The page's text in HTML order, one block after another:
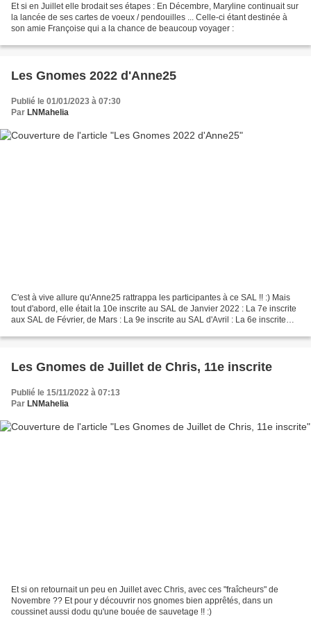
Et si en Juillet elle brodait ses étapes : En Décembre, Maryline continuait sur
la lancée de ses cartes de voeux / pendouilles ... Celle-ci étant destinée à
son amie Françoise qui a la chance de beaucoup voyager :
Les Gnomes 2022 d'Anne25
Publié le 01/01/2023 à 07:30
Par LNMahelia
C'est à vive allure qu'Anne25 rattrappa les participantes à ce SAL !! :) Mais
tout d'abord, elle était la 10e inscrite au SAL de Janvier 2022 : La 7e inscrite
aux SAL de Février, de Mars : La 9e inscrite au SAL d'Avril : La 6e inscrite
Les Gnomes de Juillet de Chris, 11e inscrite
Publié le 15/11/2022 à 07:13
Par LNMahelia
Et si on retournait un peu en Juillet avec Chris, avec ces "fraîcheurs" de
Novembre ?? Et pour y découvrir nos gnomes bien apprêtés, dans un
coussinet aussi dodu qu'une bouée de sauvetage !! :)